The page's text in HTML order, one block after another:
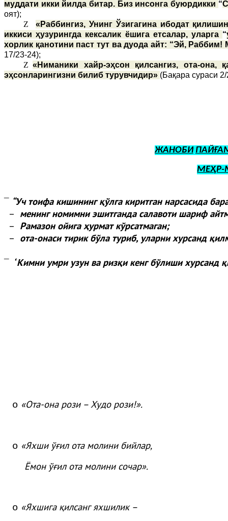
муддати икки йилда битар. Биз инсонга буюрдикки “
оят);
Z
«Раббингиз, Унинг Ўзигагина ибодат
иккиси ҳузурингда кексалик ёшига етсалар, уларга “
хорлик қанотини паст тут ва дуода айт: “Эй,
17/23-24);
Z «Ниманики хайр-эҳсон қилсангиз, ота-
эҳсонларингизни билиб турувчидир» (Бақара сураси
ЖАНОБИ
МЕҲР-
¯ “Уч тоифа кишининг қўлга киритган нарсасида
– менинг номимни эшитганда салавоти шариф
– Рамазон ойига ҳурмат кўрсатмаган;
– ота-онаси тирик бўла туриб, уларни хурсанд
¯ “Кимни умри узун ва ризқи кенг бўлиши хурсанд
o «Ота-она рози– Худо рози!».
o «Яхши ўғил ота молини бийлар,
Ёмон ўғил ота молини сочар».
o «Яхшига қилсанг яхшилик –